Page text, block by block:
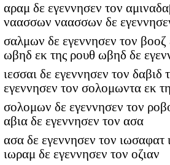
αραμ δε εγεννησεν τον
ναασσων ναασσων δε
σαλμων δε εγεννησεν τον βοοζ
ωβηδ εκ της ρουθ ωβηδ δε
ιεσσαι δε εγεννησεν τον δαβιδ
εγεννησεν τον σολομωντα εκ
σολομων δε εγεννησεν τον
αβια δε εγεννησεν τον ασα
ασα δε εγεννησεν τον
ιωραμ δε εγεννησεν τον οζιαν